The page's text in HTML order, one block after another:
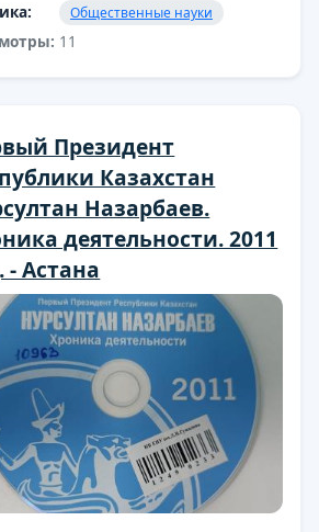
Общественные науки
11
Президент
Казахстан
Назарбаев.
деятельности. 2011
- Астана